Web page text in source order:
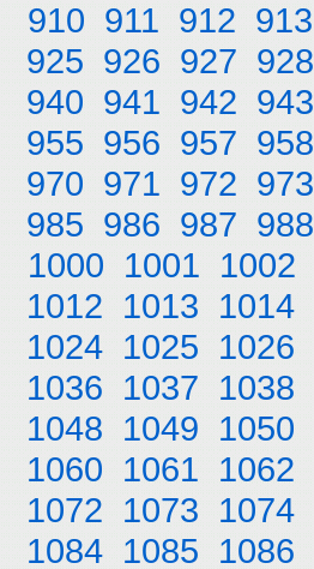
910 911 912 913
925 926 927 928
940 941 942 943
955 956 957 958
970 971 972 973
985 986 987 988
1000 1001 1002
1012 1013 1014
1024 1025 1026
1036 1037 1038
1048 1049 1050
1060 1061 1062
1072 1073 1074
1084 1085 1086